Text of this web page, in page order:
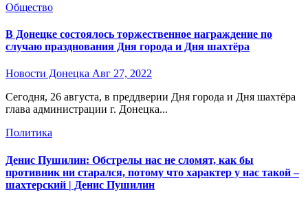
Общество
В Донецке состоялось торжественное награждение по
случаю празднования Дня города и Дня шахтёра
Новости Донецка Авг 27, 2022
Сегодня, 26 августа, в преддверии Дня города и Дня шахтёра
глава администрации г. Донецка...
Политика
Денис Пушилин: Обстрелы нас не сломят, как бы
противник ни старался, потому что характер у нас такой –
шахтерский | Денис Пушилин